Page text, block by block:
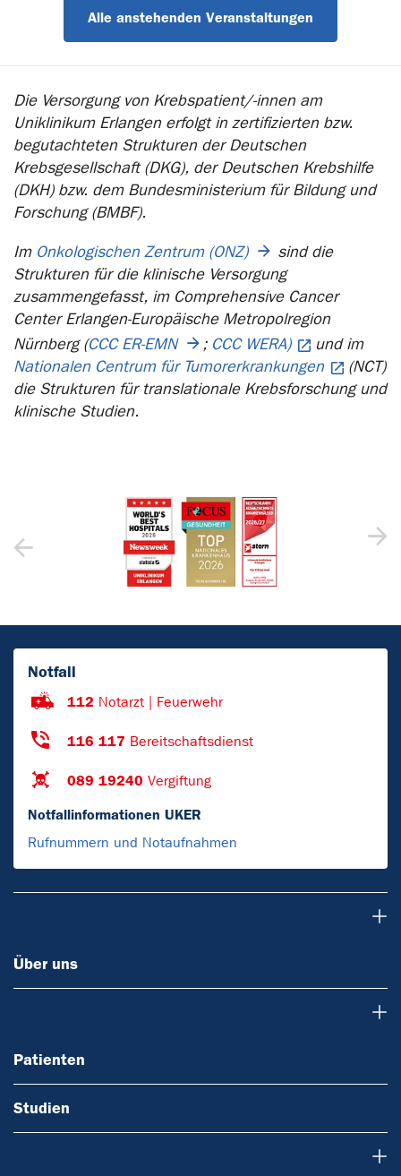
Alle anstehenden Veranstaltungen
Die Versorgung von Krebspatient/-innen am
Uniklinikum Erlangen erfolgt in zertifizierten bzw.
begutachteten Strukturen der Deutschen
Krebsgesellschaft (DKG), der Deutschen Krebshilfe
(DKH) bzw. dem Bundesministerium für Bildung und
Forschung (BMBF).
Im Onkologischen Zentrum (ONZ)
sind die
Strukturen für die klinische Versorgung
zusammengefasst, im Comprehensive Cancer
Center Erlangen-Europäische Metropolregion
Nürnberg (CCC ER-EMN ; CCC WERA)
und im
Nationalen Centrum für Tumorerkrankungen
(NCT)
die Strukturen für translationale Krebsforschung und
klinische Studien.
Notfall
112 Notarzt | Feuerwehr
116 117 Bereitschaftsdienst
089 19240 Vergiftung
Notfallinformationen UKER
Rufnummern und Notaufnahmen
Über uns
Patienten
Studien